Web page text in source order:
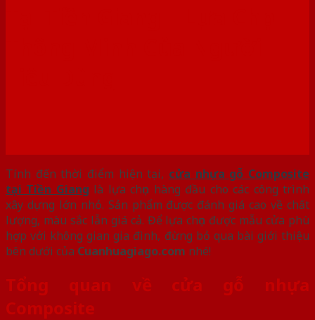
Tính đến thời điểm hiện tại, cửa nhựa gỗ Composite
tại Tiền Giang là lựa chọn hàng đầu cho các công trình
xây dựng lớn nhỏ. Sản phẩm được đánh giá cao về chất
lượng, màu sắc lẫn giá cả. Để lựa chọn được mẫu cửa phù
hợp với không gian gia đình, đừng bỏ qua bài giới thiệu
bên dưới của Cuanhuagiago.com nhé!
Tổng quan về cửa gỗ nhựa
Composite